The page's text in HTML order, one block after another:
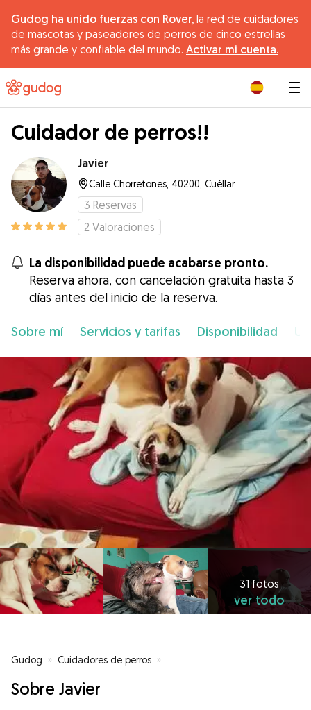
Gudog ha unido fuerzas con Rover, la red de cuidadores
de mascotas y paseadores de perros de cinco estrellas
más grande y confiable del mundo. Activar mi cuenta.
Cuidador de perros!!
Javier
Calle Chorretones, 40200, Cuéllar
3 Reservas
2 Valoraciones
La disponibilidad puede acabarse pronto.
Reserva ahora, con cancelación gratuita hasta 3
días antes del inicio de la reserva.
Sobre mí Servicios y tarifas Disponibilidad
31 fotos
ver todo
Gudog » Cuidadores de perros » Cuidadores de perros en Cuéllar
Sobre Javier